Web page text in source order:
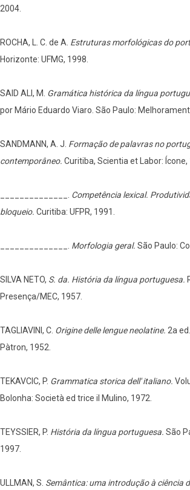
2004.
ROCHA, L. C. de A. Estruturas morfológicas do
Horizonte: UFMG, 1998.
SAID ALI, M. Gramática histórica da língua
por Mário Eduardo Viaro. São Paulo:
SANDMANN, A. J. Formação de palavras no
contemporâneo. Curitiba, Scientia et Labor: Ícone,
Competência lexical.
bloqueio. Curitiba: UFPR, 1991.
Morfologia geral. São Paulo:
SILVA NETO, S. da. História da língua portuguesa.
Presença/MEC, 1957.
TAGLIAVINI, C. Origine delle lengue neolatine. 2a
Pàtron, 1952.
TEKAVCIC, P. Grammatica storica dell' italiano.
Bolonha: Società ed trice il Mulino, 1972.
TEYSSIER, P. História da língua portuguesa. São
1997.
ULLMAN, S. Semântica: uma introdução à ciência